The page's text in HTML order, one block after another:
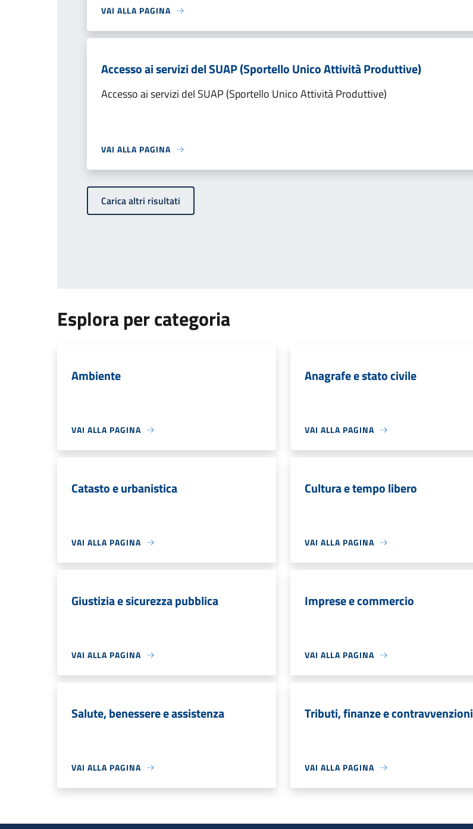
VAI ALLA PAGINA
Accesso ai servizi del SUAP (Sportello Unico Attività Produttive)
Accesso ai servizi del SUAP (Sportello Unico Attività Produttive)
VAI ALLA PAGINA
Carica altri risultati
Esplora per categoria
Ambiente
VAI ALLA PAGINA
Anagrafe e stato civile
VAI ALLA PAGINA
Catasto e urbanistica
VAI ALLA PAGINA
Cultura e tempo libero
VAI ALLA PAGINA
Giustizia e sicurezza pubblica
VAI ALLA PAGINA
Imprese e commercio
VAI ALLA PAGINA
Salute, benessere e assistenza
VAI ALLA PAGINA
Tributi, finanze e contravvenzioni
VAI ALLA PAGINA